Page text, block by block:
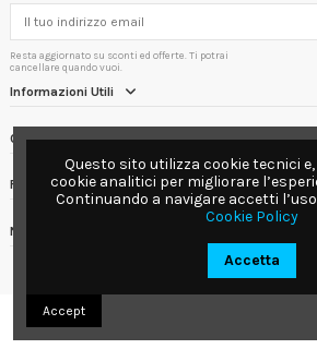
Resta aggiornato su sconti ed offerte. Ti potrai
cancellare quando vuoi.
Informazioni Utili
Contact us
Follow us
Newsletter
Questo sito utilizza cookie tecnici
cookie analitici per migliorare
Continuando a navigare accetti
Cookie Policy
Accetta
Accept